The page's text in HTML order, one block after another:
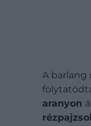
A barlang
aranyon